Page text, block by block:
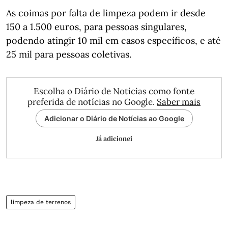
As coimas por falta de limpeza podem ir desde
150 a 1.500 euros, para pessoas singulares,
podendo atingir 10 mil em casos específicos, e até
25 mil para pessoas coletivas.
Escolha o Diário de Notícias como fonte
preferida de notícias no Google. Saber mais
Adicionar o Diário de Notícias ao Google
Já adicionei
limpeza de terrenos